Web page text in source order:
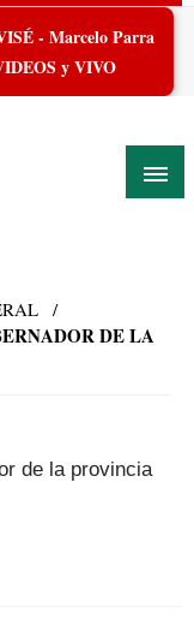
- Marcelo Parra
y VIVO
DE LA
de la provincia